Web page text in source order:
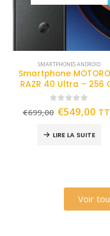
SMARTPHONES ANDROID
Smartphone
RAZR 40 Ultra – 256
out of 5
€699,00 €549,00
LIRE LA SUITE
Voir